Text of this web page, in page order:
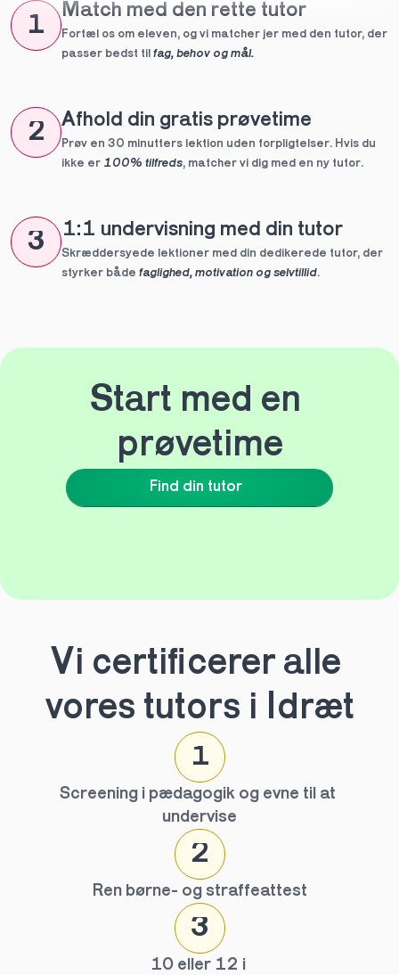
1
Match med den rette tutor
Fortæl os om eleven, og vi matcher jer med den tutor, der
passer bedst til fag, behov og mål.
2 Afhold din gratis prøvetime
Prøv en 30 minutters lektion uden forpligtelser. Hvis du
ikke er 100% tilfreds, matcher vi dig med en ny tutor.
3 1:1 undervisning med din tutor
Skræddersyede lektioner med din dedikerede tutor, der
styrker både faglighed, motivation og selvtillid.
Find din tutor
Start med en
prøvetime
Vi certificerer alle
vores tutors i Idræt
1
Screening i pædagogik og evne til at
undervise
2
Ren børne- og straffeattest
3
10 eller 12 i